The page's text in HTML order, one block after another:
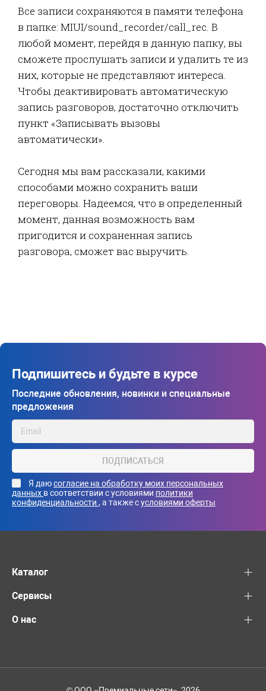
Все записи сохраняются в памяти телефона
в папке: MIUI/sound_recorder/call_rec. В
любой момент, перейдя в данную папку, вы
сможете прослушать записи и удалить те из
них, которые не представляют интереса.
Чтобы деактивировать автоматическую
запись разговоров, достаточно отключить
пункт «Записывать вызовы
автоматически».
Сегодня мы вам рассказали, какими
способами можно сохранить ваши
переговоры. Надеемся, что в определенный
момент, данная возможность вам
пригодится и сохраненная запись
разговора, сможет вас выручить.
Подпишитесь и будьте в курсе
Последние обновления, новинки и специальные
предложения
ПОДПИСАТЬСЯ
Я даюсогласие на обработку моих персональных
данных в соответствии с условиями политики
конфиденциальности , а также сусловиями оферты
Каталог
Сервисы
О нас